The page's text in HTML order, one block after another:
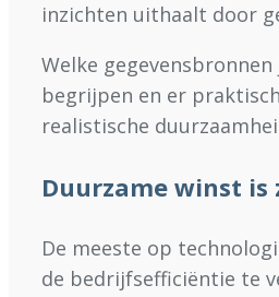
inzichten uithaalt door
Welke
begrijpen en er
realistische
Duurzame winst
De meeste op
de bedrijfsefficiëntie te